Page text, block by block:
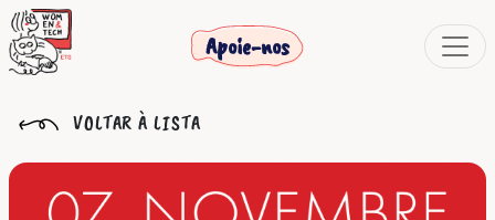
Apoie-nos
VOLTAR À LISTA